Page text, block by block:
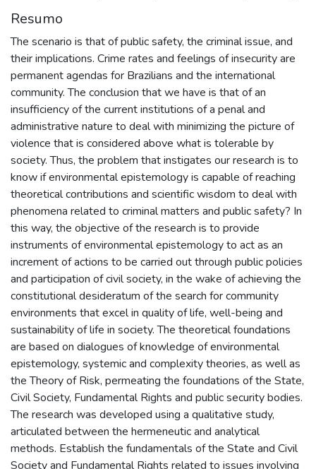
Resumo
The scenario is that of public safety, the criminal issue, and
their implications. Crime rates and feelings of insecurity are
permanent agendas for Brazilians and the international
community. The conclusion that we have is that of an
insufficiency of the current institutions of a penal and
administrative nature to deal with minimizing the picture of
violence that is considered above what is tolerable by
society. Thus, the problem that instigates our research is to
know if environmental epistemology is capable of reaching
theoretical contributions and scientific wisdom to deal with
phenomena related to criminal matters and public safety? In
this way, the objective of the research is to provide
instruments of environmental epistemology to act as an
increment of actions to be carried out through public policies
and participation of civil society, in the wake of achieving the
constitutional desideratum of the search for community
environments that excel in quality of life, well-being and
sustainability of life in society. The theoretical foundations
are based on dialogues of knowledge of environmental
epistemology, systemic and complexity theories, as well as
the Theory of Risk, permeating the foundations of the State,
Civil Society, Fundamental Rights and public security bodies.
The research was developed using a qualitative study,
articulated between the hermeneutic and analytical
methods. Establish the fundamentals of the State and Civil
Society and Fundamental Rights related to issues involving